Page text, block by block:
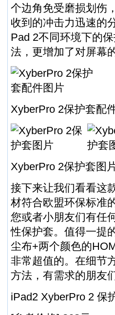
个边角免受磨损划伤
收到的冲击力迅速的
Pad 2不同环境下的
法，更增加了对屏幕
XyberPro 2保护套配
XyberPro 2保护套图
接下来让我们看看这
材符合欧盟环保标准
您或者小朋友们有任
性保护套。值得一提
尘布+两个颜色的
非常超值的。在细节
方法，有需求的朋友
iPad2 XyberPro 2 保